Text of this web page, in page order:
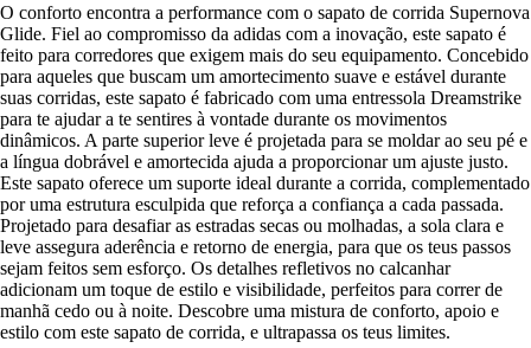
O conforto encontra a performance com o sapato de corrida Supernova
Glide. Fiel ao compromisso da adidas com a inovação, este sapato é
feito para corredores que exigem mais do seu equipamento. Concebido
para aqueles que buscam um amortecimento suave e estável durante
suas corridas, este sapato é fabricado com uma entressola Dreamstrike
para te ajudar a te sentires à vontade durante os movimentos
dinâmicos. A parte superior leve é projetada para se moldar ao seu pé e
a língua dobrável e amortecida ajuda a proporcionar um ajuste justo.
Este sapato oferece um suporte ideal durante a corrida, complementado
por uma estrutura esculpida que reforça a confiança a cada passada.
Projetado para desafiar as estradas secas ou molhadas, a sola clara e
leve assegura aderência e retorno de energia, para que os teus passos
sejam feitos sem esforço. Os detalhes refletivos no calcanhar
adicionam um toque de estilo e visibilidade, perfeitos para correr de
manhã cedo ou à noite. Descobre uma mistura de conforto, apoio e
estilo com este sapato de corrida, e ultrapassa os teus limites.